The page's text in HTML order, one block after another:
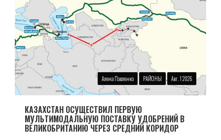
Алена Павленко РАЙОНЫ Авг. 1 2026
КАЗАХСТАН ОСУЩЕСТВИЛ ПЕРВУЮ
МУЛЬТИМОДАЛЬНУЮ ПОСТАВКУ УДОБРЕНИЙ В
ВЕЛИКОБРИТАНИЮ ЧЕРЕЗ СРЕДНИЙ КОРИДОР